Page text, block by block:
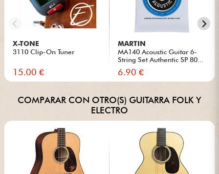
X-TONE
3110 Clip-On Tuner
15.00 €
MARTIN
MA140 Acoustic Guitar 6-
String Set Authentic SP 80...
6.90 €
COMPARAR CON OTRO(S) GUITARRA FOLK Y
ELECTRO